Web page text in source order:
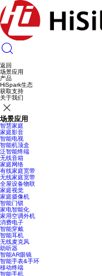
返回
场景应用
产品
HiSpark生态
获取支持
关于我们
场景应用
智慧家庭
家庭影音
智能电视
智能机顶盒
泛智能终端
无线音箱
家庭网络
有线家庭宽带
无线家庭宽带
全屋设备物联
家庭视觉
家庭摄像机
智能门锁
家电智能化
家用空调外机
消费电子
智能穿戴
智能耳机
无线麦克风
助听器
智能AR眼镜
智能手表&手环
移动终端
智能手机